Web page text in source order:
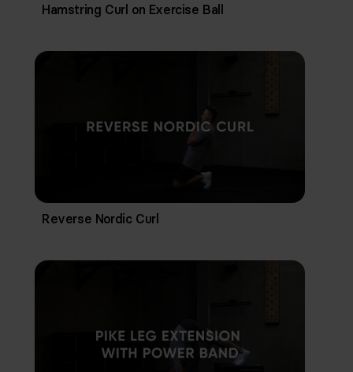
Hamstring Curl on Exercise Ball
Reverse Nordic Curl